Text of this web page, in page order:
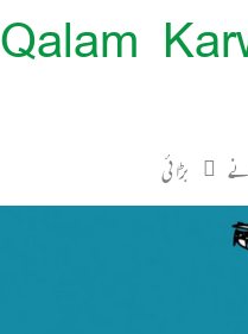
Qalam
بڑائی